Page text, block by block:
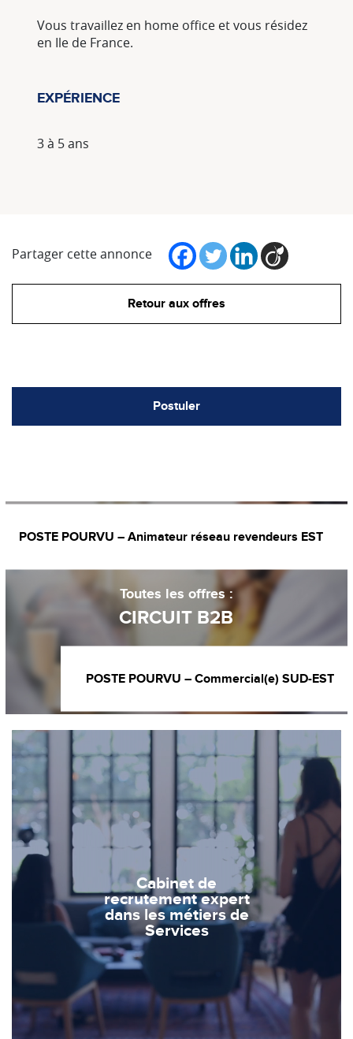
Vous travaillez en home office et vous résidez
en Ile de France.
EXPÉRIENCE
3 à 5 ans
Partager cette annonce
Retour aux offres
Postuler
POSTE POURVU – Animateur réseau revendeurs EST
Toutes les offres :
CIRCUIT B2B
POSTE POURVU – Commercial(e) SUD-EST
Cabinet de
recrutement expert
dans les métiers de
Services